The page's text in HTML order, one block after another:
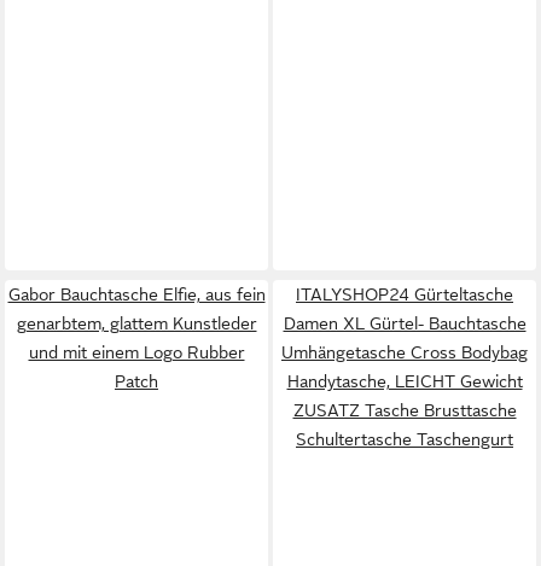
Gabor Bauchtasche Elfie, aus fein
genarbtem, glattem Kunstleder
und mit einem Logo Rubber
Patch
ITALYSHOP24 Gürteltasche
Damen XL Gürtel- Bauchtasche
Umhängetasche Cross Bodybag
Handytasche, LEICHT Gewicht
ZUSATZ Tasche Brusttasche
Schultertasche Taschengurt